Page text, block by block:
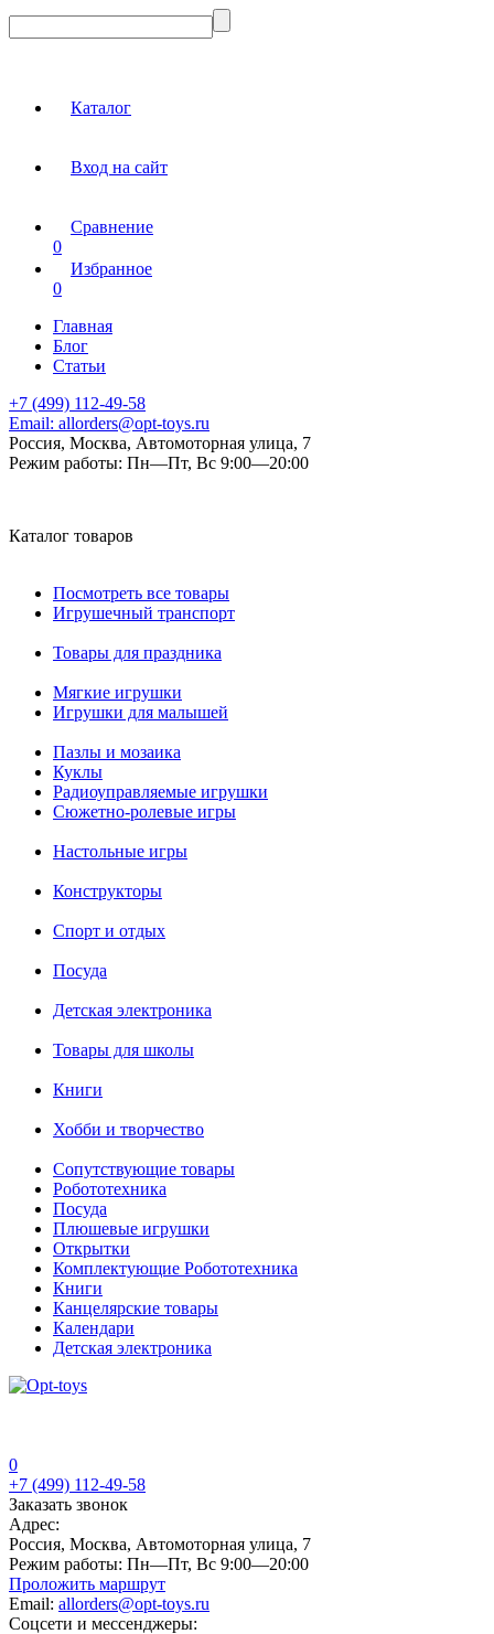
Каталог
Вход на сайт
Сравнение
0
Избранное
0
Главная
Блог
Статьи
+7 (499) 112-49-58
Email: allorders@opt-toys.ru
Россия, Москва, Автомоторная улица, 7
Режим работы: Пн—Пт, Вс 9:00—20:00
Каталог товаров
Посмотреть все товары
Игрушечный транспорт
Товары для праздника
Мягкие игрушки
Игрушки для малышей
Пазлы и мозаика
Куклы
Радиоуправляемые игрушки
Сюжетно-ролевые игры
Настольные игры
Конструкторы
Спорт и отдых
Посуда
Детская электроника
Товары для школы
Книги
Хобби и творчество
Сопутствующие товары
Робототехника
Посуда
Плюшевые игрушки
Открытки
Комплектующие Робототехника
Книги
Канцелярские товары
Календари
Детская электроника
0
+7 (499) 112-49-58
Заказать звонок
Адрес:
Россия, Москва, Автомоторная улица, 7
Режим работы: Пн—Пт, Вс 9:00—20:00
Проложить маршрут
Email: allorders@opt-toys.ru
Соцсети и мессенджеры: